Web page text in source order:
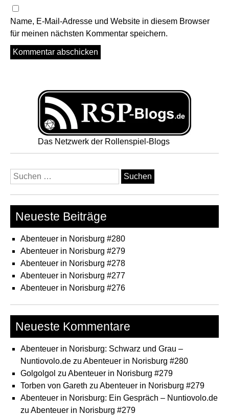
Name, E-Mail-Adresse und Website in diesem Browser
für meinen nächsten Kommentar speichern.
Das Netzwerk der Rollenspiel-Blogs
Suchen
nach:
Neueste Beiträge
Abenteuer in Norisburg #280
Abenteuer in Norisburg #279
Abenteuer in Norisburg #278
Abenteuer in Norisburg #277
Abenteuer in Norisburg #276
Neueste Kommentare
Abenteuer in Norisburg: Schwarz und Grau –
Nuntiovolo.de zu Abenteuer in Norisburg #280
Golgolgol zu Abenteuer in Norisburg #279
Torben von Gareth zu Abenteuer in Norisburg #279
Abenteuer in Norisburg: Ein Gespräch – Nuntiovolo.de
zu Abenteuer in Norisburg #279